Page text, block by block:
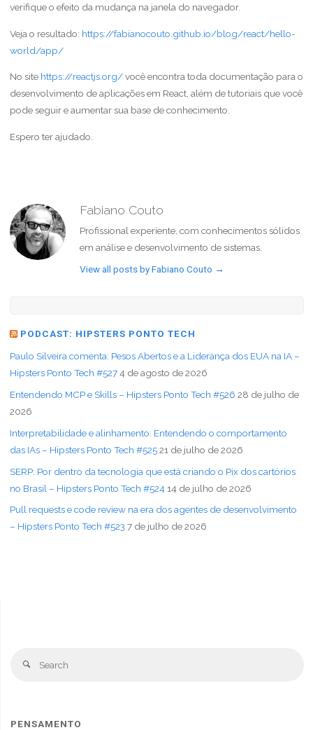
verifique o efeito da mudança na janela do navegador.
Veja o resultado: https://fabianocouto.github.io/blog/react/hello-
world/app/
No site https://reactjs.org/você encontra toda documentação para o
desenvolvimento de aplicações em React, além de tutoriais que você
pode seguir e aumentar sua base de conhecimento.
Espero ter ajudado.
Fabiano Couto
Profissional experiente, com conhecimentos sólidos
em análise e desenvolvimento de sistemas.
View all posts by Fabiano Couto →
PODCAST: HIPSTERS PONTO TECH
Paulo Silveira comenta: Pesos Abertos e a Liderança dos EUA na IA –
Hipsters Ponto Tech #527 4 de agosto de 2026
Entendendo MCP e Skills – Hipsters Ponto Tech #526 28 de julho de
2026
Interpretabilidade e alinhamento: Entendendo o comportamento
das IAs – Hipsters Ponto Tech #525 21 de julho de 2026
SERP: Por dentro da tecnologia que está criando o Pix dos cartórios
no Brasil – Hipsters Ponto Tech #524 14 de julho de 2026
Pull requests e code review na era dos agentes de desenvolvimento
– Hipsters Ponto Tech #523 7 de julho de 2026
PENSAMENTO